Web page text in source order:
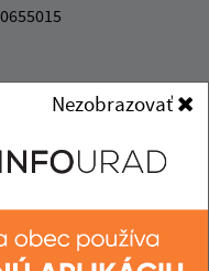
Nezobrazovať